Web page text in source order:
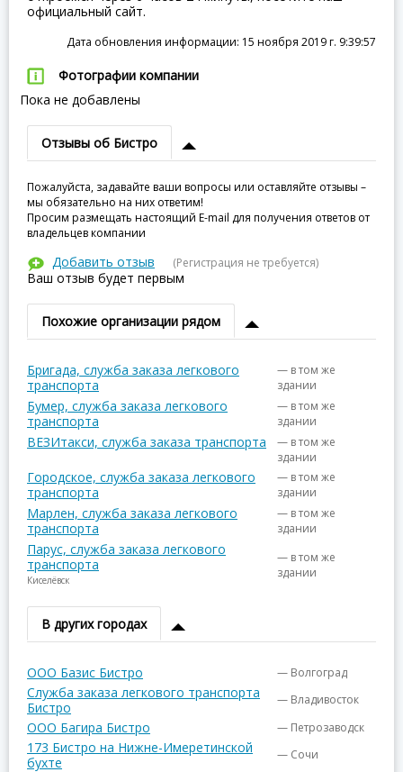
официальный сайт.
Дата обновления информации: 15 ноября 2019 г. 9:39:57
Фотографии компании
Пока не добавлены
Отзывы об Бистро
Пожалуйста, задавайте ваши вопросы или оставляйте отзывы –
мы обязательно на них ответим!
Просим размещать настоящий E-mail для получения ответов от
владельцев компании
Добавить отзыв (Регистрация не требуется)
Ваш отзыв будет первым
Похожие организации рядом
Бригада, служба заказа легкового
транспорта
— в том же
здании
Бумер, служба заказа легкового
транспорта
— в том же
здании
ВЕЗИтакси, служба заказа транспорта
— в том же
здании
Городское, служба заказа легкового
транспорта
— в том же
здании
Марлен, служба заказа легкового
транспорта
— в том же
здании
Парус, служба заказа легкового
транспорта
Киселёвск
— в том же
здании
В других городах
ООО Базис Бистро — Волгоград
Служба заказа легкового транспорта
Бистро
— Владивосток
ООО Багира Бистро — Петрозаводск
173 Бистро на Нижне-Имеретинской
бухте
— Сочи